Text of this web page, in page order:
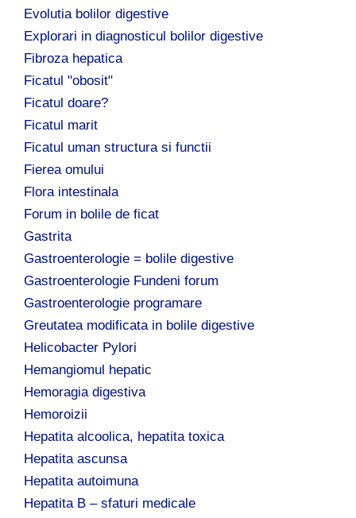
Evolutia bolilor digestive
Explorari in diagnosticul bolilor digestive
Fibroza hepatica
Ficatul "obosit"
Ficatul doare?
Ficatul marit
Ficatul uman structura si functii
Fierea omului
Flora intestinala
Forum in bolile de ficat
Gastrita
Gastroenterologie = bolile digestive
Gastroenterologie Fundeni forum
Gastroenterologie programare
Greutatea modificata in bolile digestive
Helicobacter Pylori
Hemangiomul hepatic
Hemoragia digestiva
Hemoroizii
Hepatita alcoolica, hepatita toxica
Hepatita ascunsa
Hepatita autoimuna
Hepatita B – sfaturi medicale